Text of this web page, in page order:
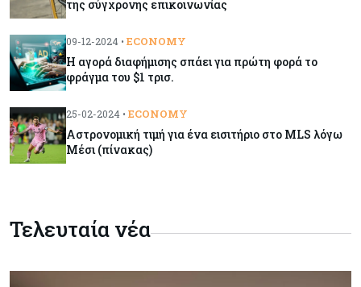
Κύπρος
Meridiam–GSI: Τι προκύπτει – και τι όχι – από
την απάντηση της Κομισιόν
πλούσιων κατοίκων και επενδυτών
Κύπρος 07-08-2026
της σύγχρονης επικοινωνίας
09-12-2024 • ECONOMY
Η αγορά διαφήμισης σπάει για πρώτη φορά το
φράγμα του $1 τρισ.
25-02-2024 • ECONOMY
Αστρονομική τιμή για ένα εισιτήριο στο MLS λόγω
Μέσι (πίνακας)
Τελευταία νέα